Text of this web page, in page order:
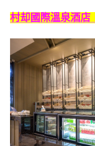
村却國際溫泉酒店